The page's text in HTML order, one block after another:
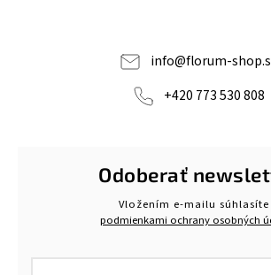
info@florum-
+420 773 530 808
Odoberať
Vložením e-mailu súhlasíte
podmienkami ochrany osobných